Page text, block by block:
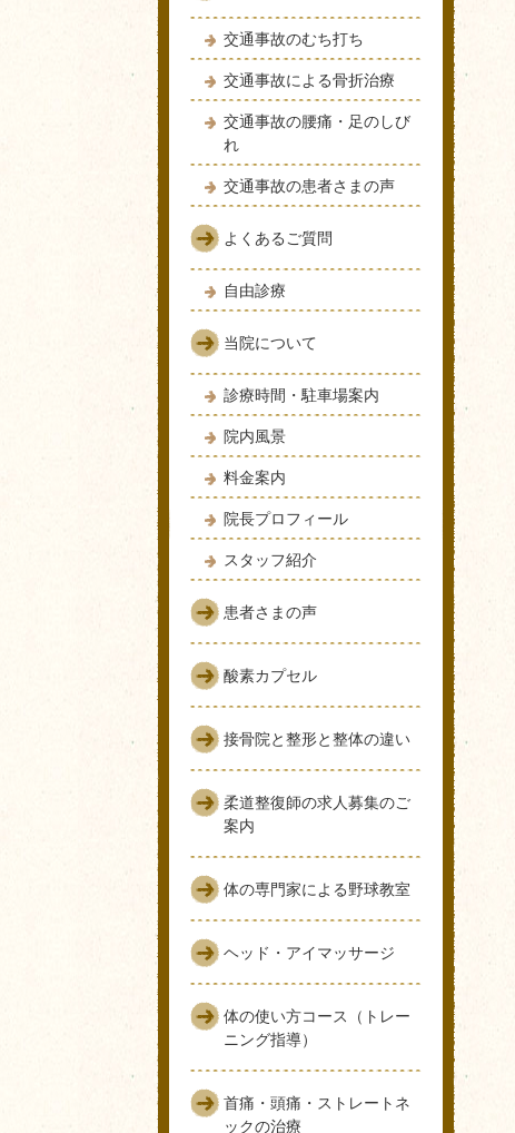
交通事故のむち打ち
交通事故による骨折治療
交通事故の腰痛・足のしび
れ
交通事故の患者さまの声
よくあるご質問
自由診療
当院について
診療時間・駐車場案内
院内風景
料金案内
院長プロフィール
スタッフ紹介
患者さまの声
酸素カプセル
接骨院と整形と整体の違い
柔道整復師の求人募集のご
案内
体の専門家による野球教室
ヘッド・アイマッサージ
体の使い方コース（トレー
ニング指導）
首痛・頭痛・ストレートネ
ックの治療